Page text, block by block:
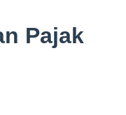
Pajak